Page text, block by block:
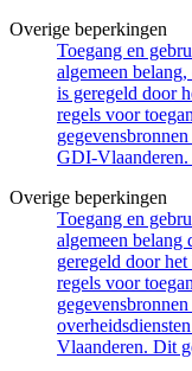
Overige beperkingen
Toegang en
algemeen
is geregeld door
regels voor
GDI-
Overige beperkingen
Toegang en
algemeen belang
geregeld door
regels voor
Vlaanderen. Dit